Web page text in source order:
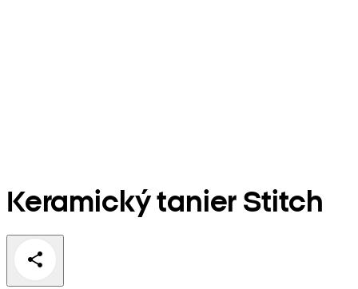
Keramický tanier Stitch